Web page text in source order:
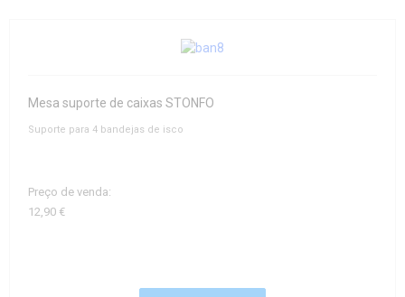
Mesa suporte de caixas STONFO
Suporte para 4 bandejas de isco
Preço de venda:
12,90 €